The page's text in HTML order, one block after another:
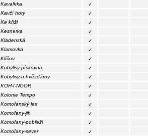
Kavalírka
✓
Kavčí hory
✓
Ke kříži
✓
Kesnerka
✓
Kladenská
✓
Klamovka
✓
Klíčov
✓
Kobylisy-pískovna
✓
Kobylisy-u hvězdárny
✓
KOH-I-NOOR
✓
Kolonie Tempo
✓
Komořanský les
✓
Komořany-jih
✓
Komořany-pobřeží
✓
Komořany-sever ✓